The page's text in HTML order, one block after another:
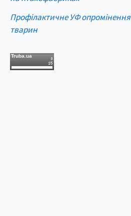
Профілактичне УФ опромінення
тварин
Truba.ua